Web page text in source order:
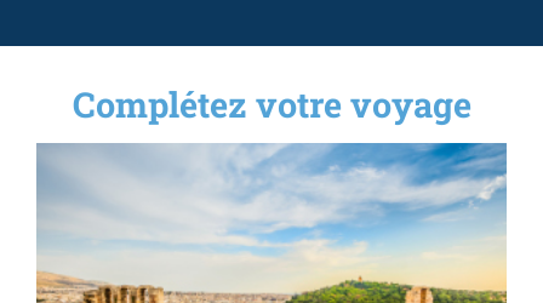
Complétez votre voyage